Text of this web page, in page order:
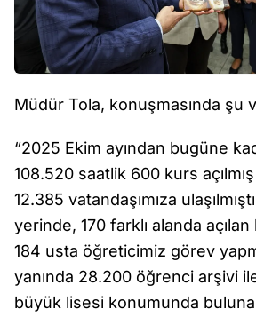
Müdür Tola, konuşmasında şu
“2025 Ekim ayından bugüne
108.520 saatlik 600 kurs
12.385 vatandaşımıza
yerinde, 170 farklı alanda açılan
184 usta öğreticimiz görev
yanında 28.200 öğrenci arşivi
büyük lisesi konumunda